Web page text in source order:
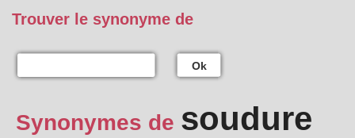
Trouver le synonyme de
Ok
Synonymes de soudure